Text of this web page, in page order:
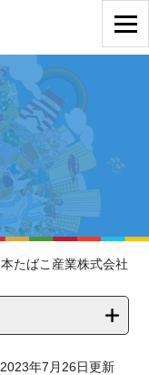
たばこ産業株式会社
年7月26日更新